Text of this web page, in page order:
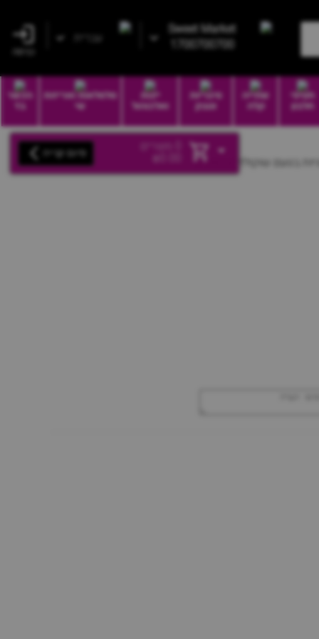
עברית
Sweet Market
1700700700
חטיפי
חלבון
שתייה
קלה
סיגריות
וטבק
יינות
ואלכוהול
סלסלאות ואריזות
שי
הכשר
בד
בטעם שוקולד וצימוקים
מוצרים
₪ סיום קנייה